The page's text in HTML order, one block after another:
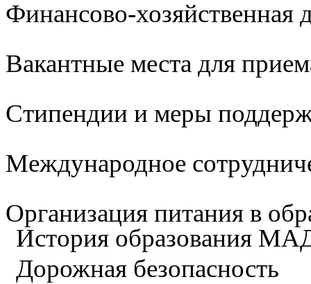
Финансово-хозяйственная
Вакантные места для
Стипендии и меры
Международное
Организация питания в
История образования
Дорожная безопасность